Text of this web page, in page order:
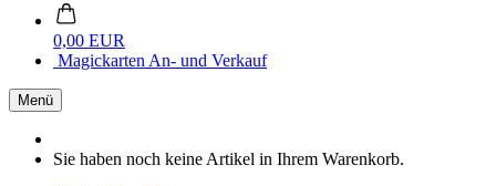
0,00 EUR
Magickarten An- und Verkauf
Menü
Sie haben noch keine Artikel in Ihrem Warenkorb.